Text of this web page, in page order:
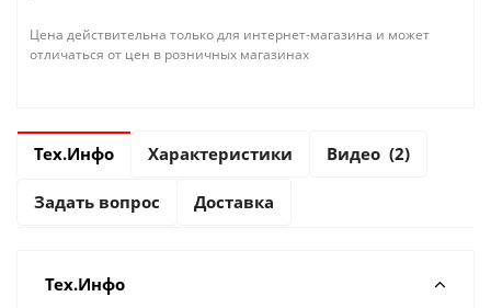
Цена действительна только для интернет-магазина и может
отличаться от цен в розничных магазинах
Тех.Инфо Характеристики Видео (2)
Задать вопрос Доставка
Тех.Инфо